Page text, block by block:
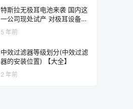
特斯拉无极耳电池来袭 国内这
一公司现处试产 对极耳设备厂
商或难言利好
5 年前
中效过滤器等级划分(中效过滤
器的安装位置) 【大全】
2 年前